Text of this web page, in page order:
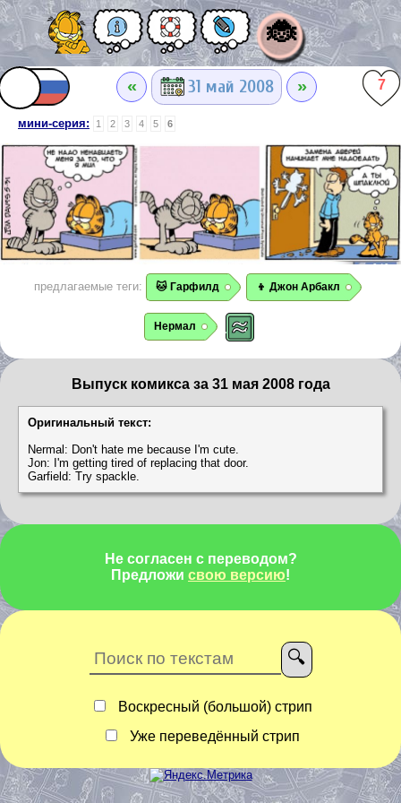
🐞
« 31 май 2008 » 7
мини-серия: 1 2 3 4 5 6
предлагаемые теги: 🐱 Гарфилд 👦 Джон Арбакл
Нермал
Выпуск комикса за 31 мая 2008 года
Оригинальный текст:
Nermal: Don't hate me because I'm cute.
Jon: I'm getting tired of replacing that door.
Garfield: Try spackle.
Не согласен с переводом?
Предложи свою версию!
Воскресный (большой) стрип
Уже переведённый стрип